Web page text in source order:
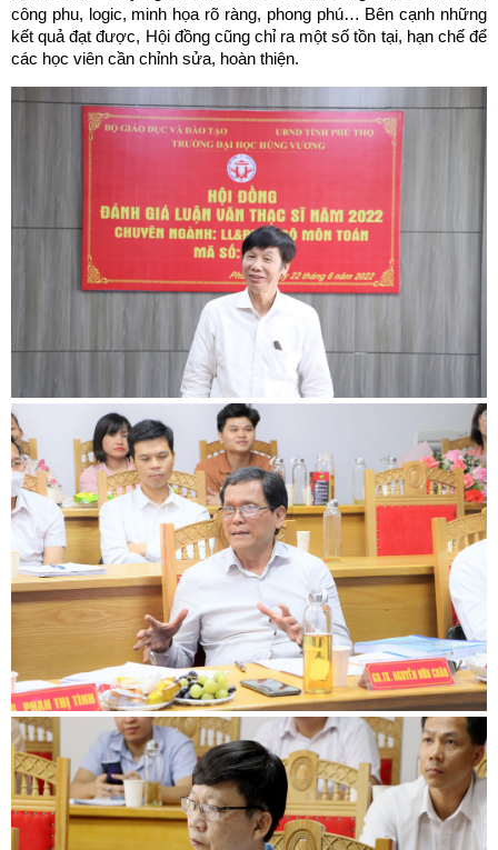
công phu, logic, minh họa rõ ràng, phong phú… Bên cạnh những
kết quả đạt được, Hội đồng cũng chỉ ra một số tồn tại, hạn chế để
các học viên cần chỉnh sửa, hoàn thiện.